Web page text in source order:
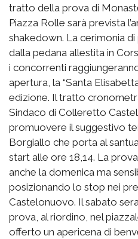
tratto della prova di
Piazza Rolle sarà prevista
shakedown. La cerimonia di
dalla pedana allestita in
i concorrenti
apertura, la “Santa
edizione. Il tratto
Sindaco di Colleretto
promuovere il suggestivo
Borgiallo che porta al
start alle ore 18,14. La
anche la domenica ma
posizionando lo stop nei
Castelonuovo. Il sabato
prova, al riordino, nel
offerto un apericena di